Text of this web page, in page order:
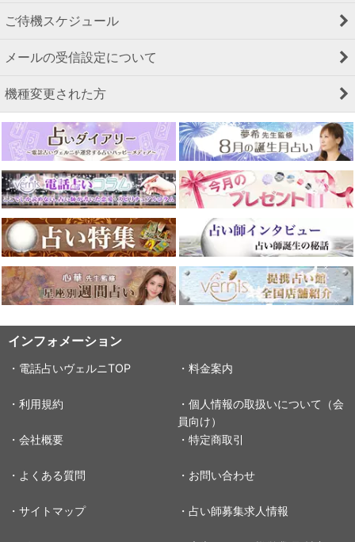
ご待機スケジュール
メールの受信設定について
機種変更された方
インフォメーション
・電話占いヴェルニTOP ・料金案内
・利用規約
・個人情報の取扱いについて（会
員向け）
・会社概要
・特定商取引
・よくある質問 ・お問い合わせ
・サイトマップ ・占い師募集求人情報